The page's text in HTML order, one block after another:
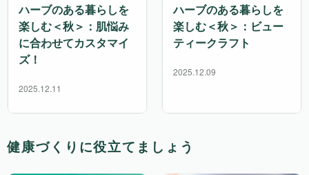
ハーブのある暮らしを
楽しむ＜秋＞：肌悩み
に合わせてカスタマイ
ズ！
2025.12.11
ハーブのある暮らしを
楽しむ＜秋＞：ビュー
ティークラフト
2025.12.09
健康づくりに役立てましょう